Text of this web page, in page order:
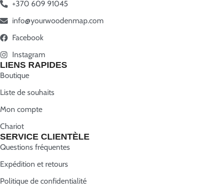
+370 609 91045
info@yourwoodenmap.com
Facebook
Instagram
LIENS RAPIDES
Boutique
Liste de souhaits
Mon compte
Chariot
SERVICE CLIENTÈLE
Questions fréquentes
Expédition et retours
Politique de confidentialité